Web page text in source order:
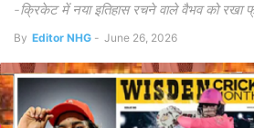
-क्रिकेट में नया इतिहास रचने वाले वैभव को रखा
By Editor NHG - June 26, 2026